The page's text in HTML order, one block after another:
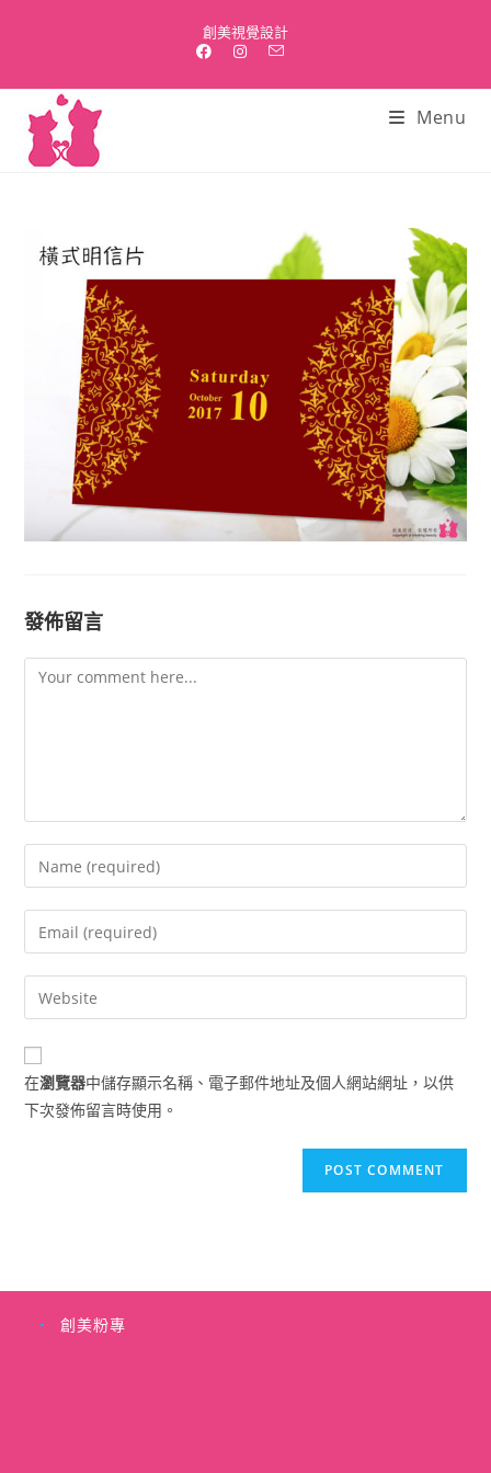
創美視覺設計
Menu
發佈留言
Comment
Enter
your
name
comment
Enter
your
email
address
comment
Enter
your
website
URL
(optional)
在瀏覽器中儲存顯示名稱、電子郵件地址及個人網站網址，以供
下次發佈留言時使用。
創美粉專